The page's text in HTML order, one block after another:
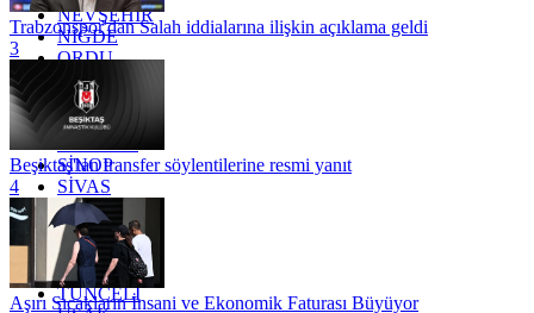
NEVŞEHİR
NİĞDE
ORDU
OSMANİYE
RİZE
SAKARYA
SİNOP
SİVAS
SİİRT
TEKİRDAĞ
TOKAT
TRABZON
TUNCELİ
Trabzonspor'dan Salah iddialarına ilişkin açıklama geldi
3
Beşiktaş'tan transfer söylentilerine resmi yanıt
4
Aşırı Sıcakların İnsani ve Ekonomik Faturası Büyüyor